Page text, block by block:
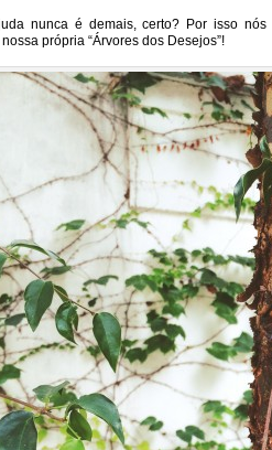
nunca é demais, certo? Por isso
própria “Árvores dos Desejos”!